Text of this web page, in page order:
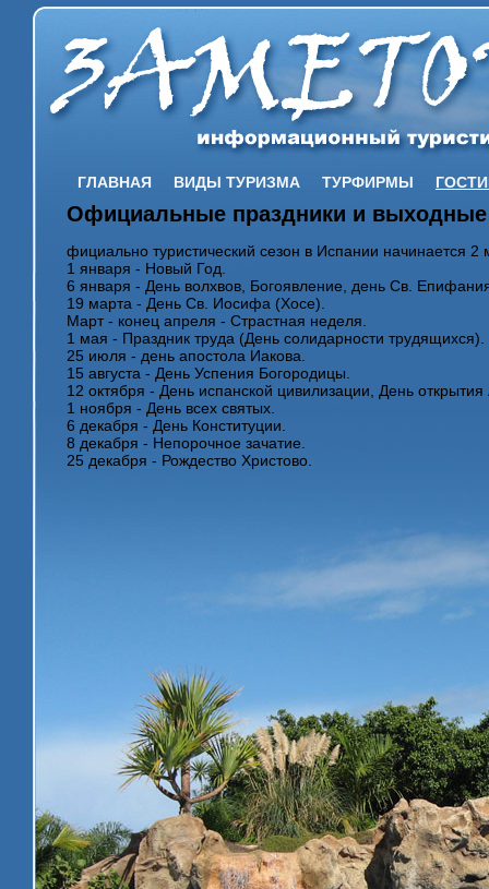
ГЛАВНАЯ ВИДЫ ТУРИЗМА ТУРФИРМЫ
Официальные праздники и
фициально туристический сезон в Испании начинается 2
1 января - Новый Год.
6 января - День волхвов, Богоявление, день Св.
19 марта - День Св. Иосифа (Хосе).
Март - конец апреля - Страстная неделя.
1 мая - Праздник труда (День солидарности трудящихся).
25 июля - день апостола Иакова.
15 августа - День Успения Богородицы.
12 октября - День испанской цивилизации, День
1 ноября - День всех святых.
6 декабря - День Конституции.
8 декабря - Непорочное зачатие.
25 декабря - Рождество Христово.